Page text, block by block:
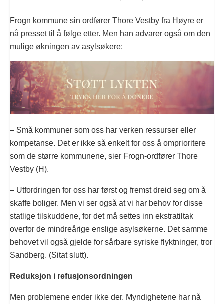
Frogn kommune sin ordfører Thore Vestby fra Høyre er
nå presset til å følge etter. Men han advarer også om den
mulige økningen av asylsøkere:
– Små kommuner som oss har verken ressurser eller
kompetanse. Det er ikke så enkelt for oss å omprioritere
som de større kommunene, sier Frogn-ordfører Thore
Vestby (H).
– Utfordringen for oss har først og fremst dreid seg om å
skaffe boliger. Men vi ser også at vi har behov for disse
statlige tilskuddene, for det må settes inn ekstratiltak
overfor de mindreårige enslige asylsøkerne. Det samme
behovet vil også gjelde for sårbare syriske flyktninger, tror
Sandberg. (Sitat slutt).
Reduksjon i refusjonsordningen
Men problemene ender ikke der. Myndighetene har nå